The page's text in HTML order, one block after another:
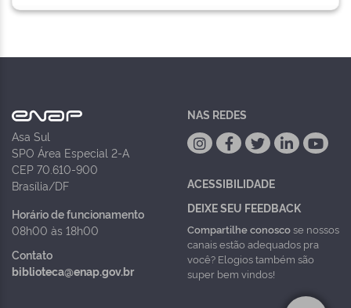
Asa Sul
SPO Área Especial 2-A
CEP 70.610-900
Brasília/DF
Horário de funcionamento
08h00 às 18h00
Contato
biblioteca@enap.gov.br
NAS REDES
ACESSIBILIDADE
DEIXE SEU FEEDBACK
Compartilhe conoscose nossos
canais estão adequados pra
você? Elogios também são
super bem vindos!